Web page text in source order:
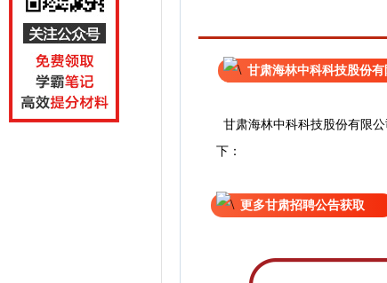
甘肃海林中科科技股份
甘肃海林中科科技股份有限公
下：
更多甘肃招聘公告获取